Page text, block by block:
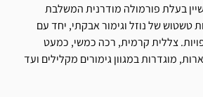
בעלת פורמולה מודרנית המשלבת
טשטוש של נוזל וגימור אבקתי, יחד עם
צללית קרמית, רכה כמשי, כמעט
מוגדרות במגוון גימורים מקלילים ועד